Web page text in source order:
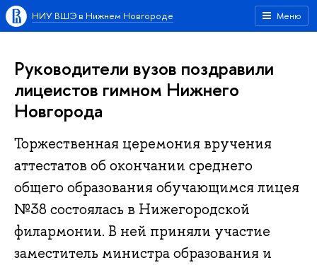
Меню
НИУ ВШЭ в Нижнем Новгороде
Руководители вузов поздравили
лицеистов гимном Нижнего
Новгорода
Торжественная церемония вручения
аттестатов об окончании среднего
общего образования обучающимся лицея
№38 состоялась в Нижегородской
филармонии. В ней приняли участие
заместитель министра образования и